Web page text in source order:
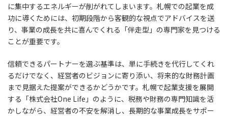
に集中するエネルギーが削がれてしまいます。札幌での起業を成
功に導くためには、初期段階から客観的な視点でアドバイスを送
り、事業の成長を共に喜んでくれる「伴走型」の専門家を見つける
ことが重要です。
信頼できるパートナーを選ぶ基準は、単に手続きを代行してくれ
るだけでなく、経営者のビジョンに寄り添い、将来的な財務計画
まで見据えた提案ができるかどうかです。札幌で起業支援を展開
する「株式会社One Life」のように、税務や財務の専門知識を活
かしながら、経営者の不安を解消し、長期的な事業成長をサポー